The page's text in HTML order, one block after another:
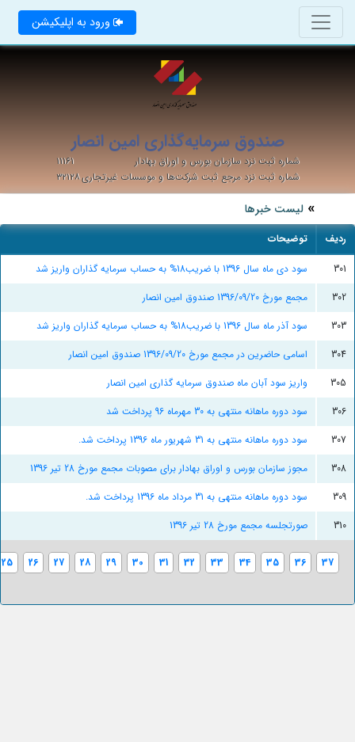
ورود به اپلیکیشن
صندوق سرمایه‌گذاری امین انصار
شماره ثبت نزد سازمان بورس و اوراق بهادار
۱۱۱۶۱
شماره ثبت نزد مرجع ثبت شرکت‌ها و موسسات غیرتجاری۳۲۱۲۸
لیست خبرها
ردیف
توضیحات
301
سود دی ماه سال 1396 با ضریب18% به حساب سرمایه گذاران واریز شد
302
مجمع مورخ 1396/09/20 صندوق امین انصار
303
سود آذر ماه سال 1396 با ضریب18% به حساب سرمایه گذاران واریز شد
304
اسامی حاضرین در مجمع مورخ 1396/09/20 صندوق امین انصار
305
واریز سود آبان ماه صندوق سرمایه گذاری امین انصار
306
سود دوره ماهانه منتهی به 30 مهرماه 96 پرداخت شد
307
سود دوره ماهانه منتهی به 31 شهریور ماه 1396 پرداخت شد.
308
مجوز سازمان بورس و اوراق بهادار برای مصوبات مجمع مورخ 28 تیر 1396
309
سود دوره ماهانه منتهی به 31 مرداد ماه 1396 پرداخت شد.
310
صورتجلسه مجمع مورخ 28 تیر 1396
25 26 27 28 29 30 31 32 33 34 35 36 37